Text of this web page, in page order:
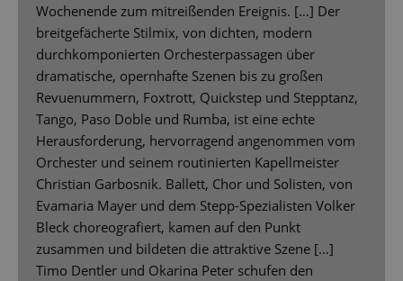
Wochenende zum mitreißenden Ereignis. […] Der
breitgefächerte Stilmix, von dichten, modern
durchkomponierten Orchesterpassagen über
dramatische, opernhafte Szenen bis zu großen
Revuenummern, Foxtrott, Quickstep und Stepptanz,
Tango, Paso Doble und Rumba, ist eine echte
Herausforderung, hervorragend angenommen vom
Orchester und seinem routinierten Kapellmeister
Christian Garbosnik. Ballett, Chor und Solisten, von
Evamaria Mayer und dem Stepp-Spezialisten Volker
Bleck choreografiert, kamen auf den Punkt
zusammen und bildeten die attraktive Szene […]
Timo Dentler und Okarina Peter schufen den